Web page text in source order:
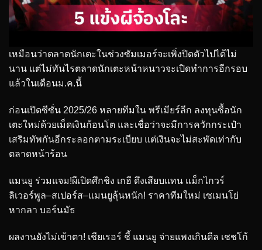
เหมือนว่าตลาดนักเตะในช่วงซัมเมอร์จะเพิ่งปิดตัวไปได้ไม่
นาน แต่ไม่ทันไรตลาดนักเตะหน้าหนาวจะเปิดทำการอีกรอบ
แล้วในเดือนม.ค.นี้
ก่อนเปิดซีซั่น 2025/26 หลายทีมใน พรีเมียร์ลีก ลงทุนซื้อนัก
เตะใหม่ด้วยเม็ดเงินก้อนโต และเชื่อว่าจะมีการควักกระเป๋า
เสริมทัพกันอีกระลอกตามระเบียบ แต่เงินจะไม่สะพัดเท่ากับ
ตลาดหน้าร้อน
แมนยู ร่วมแจม!ผีเปิดศึกชิง เกฮี ดึงเสียบแทน แม็กไกวร์
ลิเวอร์พูล–สเปอร์ส–แมนยูลุ้นหนัก! ราคาทีมใหม่ เซเมนโย่
หากลา บอร์นมัธ
ผลงานยังไม่เข้าตา! เชียเรอร์ ชี้ แมนยู จ่ายแพงเกินดีล เชชโก้